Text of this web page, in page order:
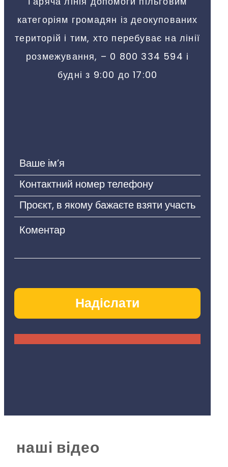
категоріям громадян із деокупованих
територій і тим, хто перебуває на лінії
розмежування, – 0 800 334 594 і
будні з 9:00 до 17:00
наші відео